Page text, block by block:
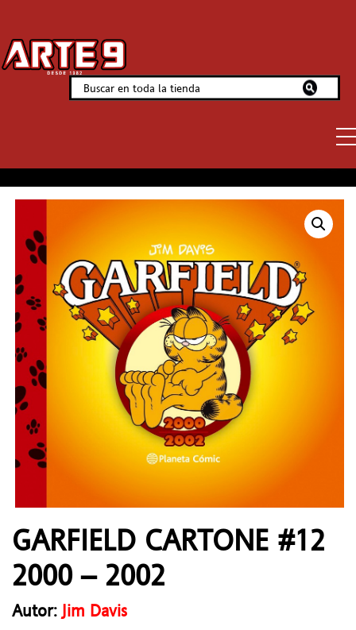
GARFIELD CARTONE #12
2000 – 2002
Autor:Jim Davis